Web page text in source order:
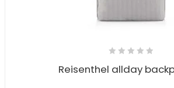
Reisenthel allday